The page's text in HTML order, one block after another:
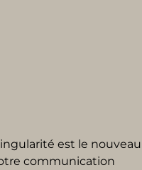
est le nouveau
communication